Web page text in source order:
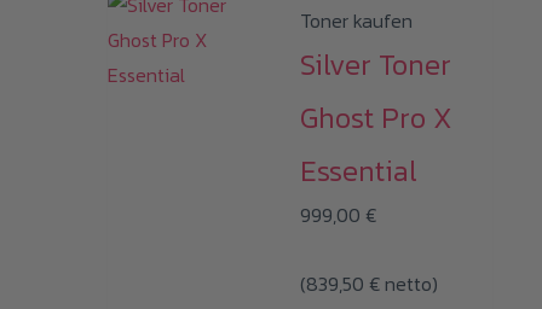
Toner kaufen
Silver Toner
Ghost Pro X
Essential
999,00 €
(839,50 € netto)